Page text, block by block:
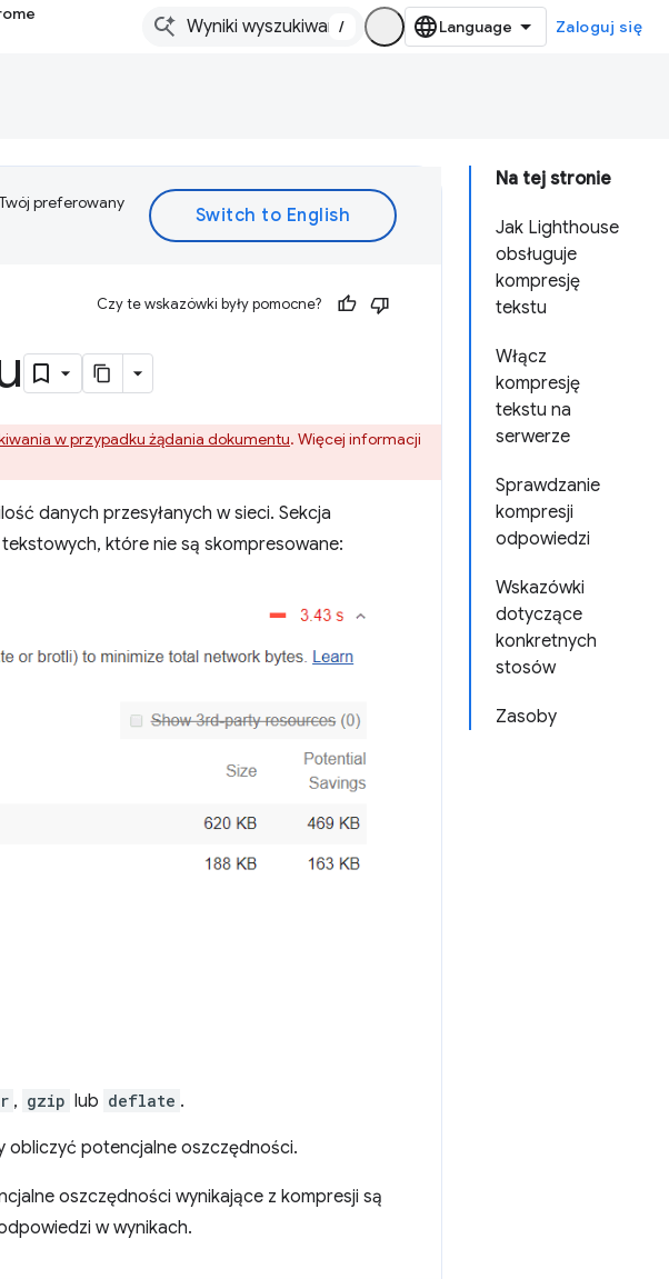
/ Zaloguj się
Na tej stronie
Jak Lighthouse
obsługuje
kompresję
tekstu
Włącz
kompresję
tekstu na
serwerze
Sprawdzanie
kompresji
odpowiedzi
Wskazówki
dotyczące
konkretnych
stosów
Zasoby
preferowany
Czy te wskazówki były pomocne?
w przypadku żądania dokumentu. Więcej informacji
danych przesyłanych w sieci. Sekcja
które nie są skompresowane:
, gzip lub deflate .
obliczyć potencjalne oszczędności.
oszczędności wynikające z kompresji są
w wynikach.